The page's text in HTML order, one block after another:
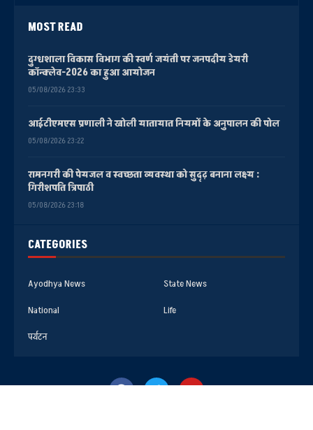
CATEGORIES
Ayodhya News
State News
National
Life
पर्यटन
MOST READ
दुग्धशाला विकास विभाग की स्वर्ण जयंती पर जनपदीय डेयरी
कॉन्क्लेव-2026 का हुआ आयोजन
05/08/2026 23:33
आईटीएमएस प्रणाली ने खोली यातायात नियमों के अनुपालन की पोल
05/08/2026 23:22
रामनगरी की पेयजल व स्वच्छता व्यवस्था को सुदृढ़ बनाना लक्ष्य :
गिरीशपति त्रिपाठी
05/08/2026 23:18